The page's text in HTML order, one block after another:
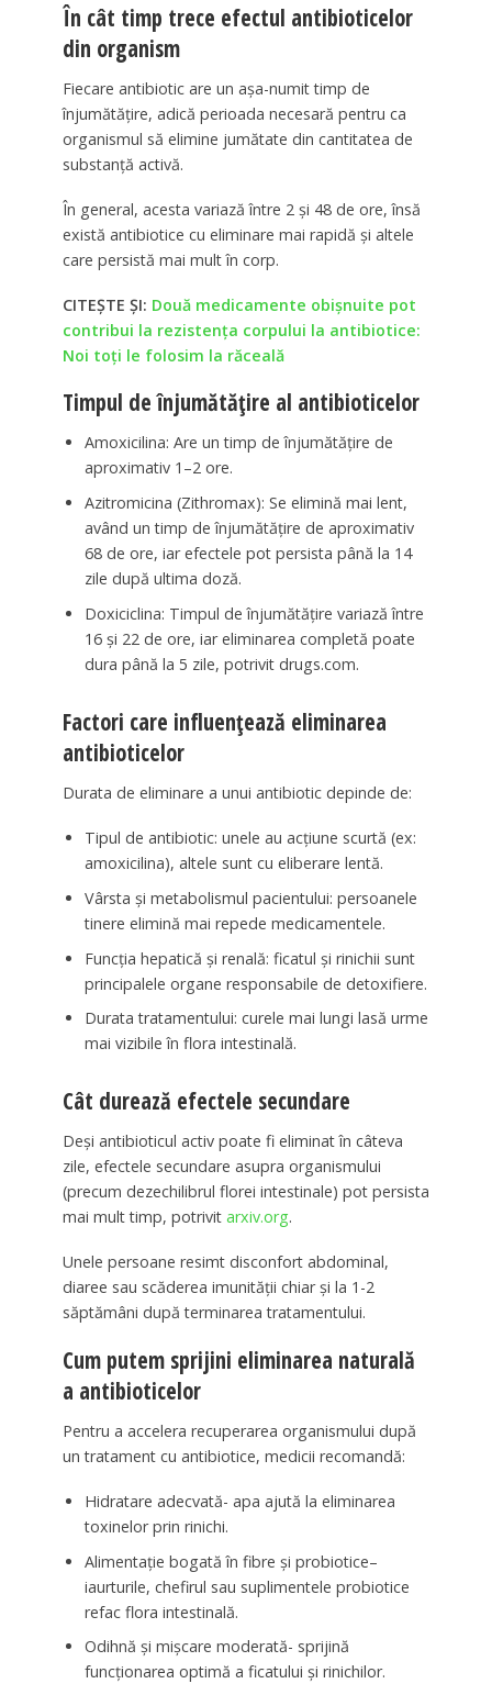
În cât timp trece efectul antibioticelor
din organism
Fiecare antibiotic are un așa-numit timp de
înjumătățire, adică perioada necesară pentru ca
organismul să elimine jumătate din cantitatea de
substanță activă.
În general, acesta variază între 2 și 48 de ore, însă
există antibiotice cu eliminare mai rapidă și altele
care persistă mai mult în corp.
CITEȘTE ȘI: Două medicamente obișnuite pot
contribui la rezistența corpului la antibiotice:
Noi toți le folosim la răceală
Timpul de înjumătățire al antibioticelor
Amoxicilina: Are un timp de înjumătățire de
aproximativ 1–2 ore.
Azitromicina (Zithromax): Se elimină mai lent,
având un timp de înjumătățire de aproximativ
68 de ore, iar efectele pot persista până la 14
zile după ultima doză.
Doxiciclina: Timpul de înjumătățire variază între
16 și 22 de ore, iar eliminarea completă poate
dura până la 5 zile, potrivit drugs.com.
Factori care influențează eliminarea
antibioticelor
Durata de eliminare a unui antibiotic depinde de:
Tipul de antibiotic: unele au acțiune scurtă (ex:
amoxicilina), altele sunt cu eliberare lentă.
Vârsta și metabolismul pacientului: persoanele
tinere elimină mai repede medicamentele.
Funcția hepatică și renală: ficatul și rinichii sunt
principalele organe responsabile de detoxifiere.
Durata tratamentului: curele mai lungi lasă urme
mai vizibile în flora intestinală.
Cât durează efectele secundare
Deși antibioticul activ poate fi eliminat în câteva
zile, efectele secundare asupra organismului
(precum dezechilibrul florei intestinale) pot persista
mai mult timp, potrivit arxiv.org.
Unele persoane resimt disconfort abdominal,
diaree sau scăderea imunității chiar și la 1-2
săptămâni după terminarea tratamentului.
Cum putem sprijini eliminarea naturală
a antibioticelor
Pentru a accelera recuperarea organismului după
un tratament cu antibiotice, medicii recomandă:
Hidratare adecvată- apa ajută la eliminarea
toxinelor prin rinichi.
Alimentație bogată în fibre și probiotice–
iaurturile, chefirul sau suplimentele probiotice
refac flora intestinală.
Odihnă și mișcare moderată- sprijină
funcționarea optimă a ficatului și rinichilor.